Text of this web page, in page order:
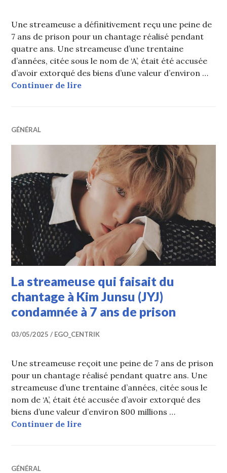
Une streameuse a définitivement reçu une peine de
7 ans de prison pour un chantage réalisé pendant
quatre ans. Une streameuse d’une trentaine
d’années, citée sous le nom de ‘A’, était été accusée
d’avoir extorqué des biens d’une valeur d’environ …
Continuer de lireLa streameuse qui faisait du
GÉNÉRAL
La streameuse qui faisait du
chantage à Kim Junsu (JYJ)
condamnée à 7 ans de prison
03/05/2025 EGO_CENTRIK
Une streameuse reçoit une peine de 7 ans de prison
pour un chantage réalisé pendant quatre ans. Une
streameuse d’une trentaine d’années, citée sous le
nom de ‘A’, était été accusée d’avoir extorqué des
biens d’une valeur d’environ 800 millions …
Continuer de lireLa streameuse qui faisait du
GÉNÉRAL